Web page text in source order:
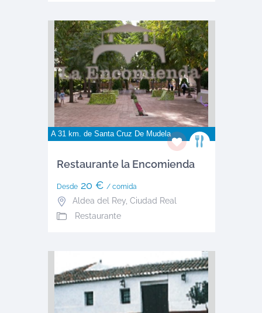
A 31 km. de Santa Cruz De Mudela
Restaurante la Encomienda
Desde20 € / comida
Aldea del Rey, Ciudad Real
Restaurante